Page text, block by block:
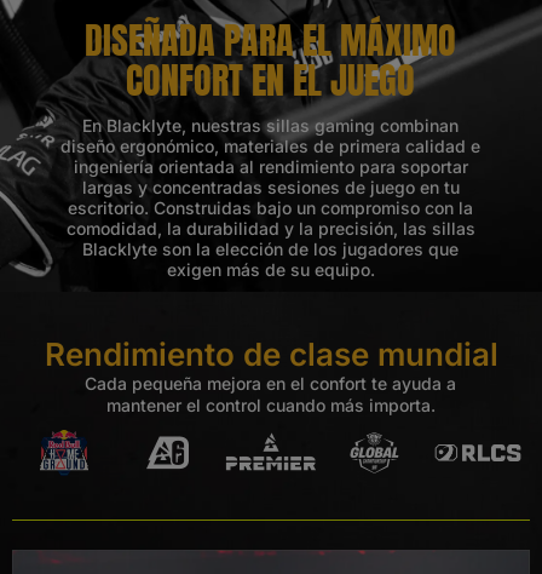
DISEÑADA PARA EL MÁXIMO
CONFORT EN EL JUEGO
En Blacklyte, nuestras sillas gaming combinan
diseño ergonómico, materiales de primera calidad e
ingeniería orientada al rendimiento para soportar
largas y concentradas sesiones de juego en tu
escritorio. Construidas bajo un compromiso con la
comodidad, la durabilidad y la precisión, las sillas
Blacklyte son la elección de los jugadores que
exigen más de su equipo.
Rendimiento de clase mundial
Cada pequeña mejora en el confort te ayuda a
mantener el control cuando más importa.